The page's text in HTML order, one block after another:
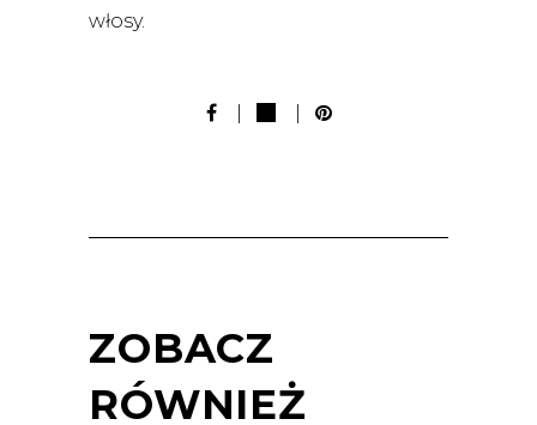
włosy.
ZOBACZ
RÓWNIEŻ